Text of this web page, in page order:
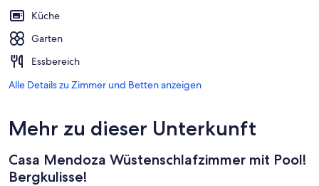
Küche
Garten
Essbereich
Alle Details zu Zimmer und Betten anzeigen
Mehr zu dieser Unterkunft
Casa Mendoza Wüstenschlafzimmer mit Pool!
Bergkulisse!